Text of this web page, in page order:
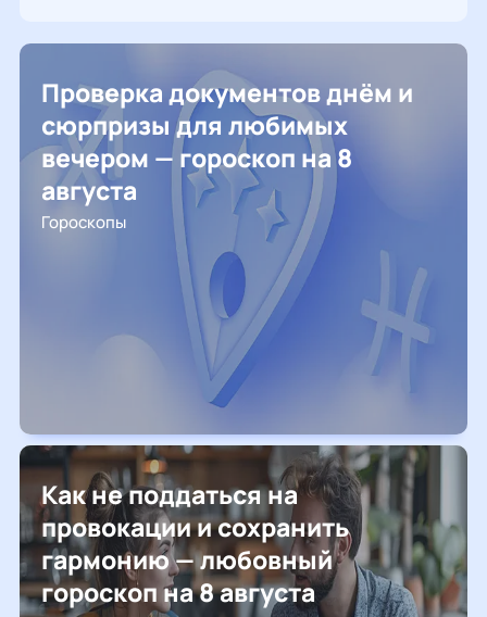
Проверка документов днём и
сюрпризы для любимых
вечером — гороскоп на 8
августа
Гороскопы
Как не поддаться на
провокации и сохранить
гармонию — любовный
гороскоп на 8 августа